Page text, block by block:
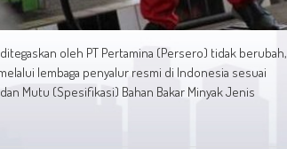
oleh PT Pertamina (Persero) tidak berubah,
lembaga penyalur resmi di Indonesia sesuai
Mutu (Spesifikasi) Bahan Bakar Minyak Jenis